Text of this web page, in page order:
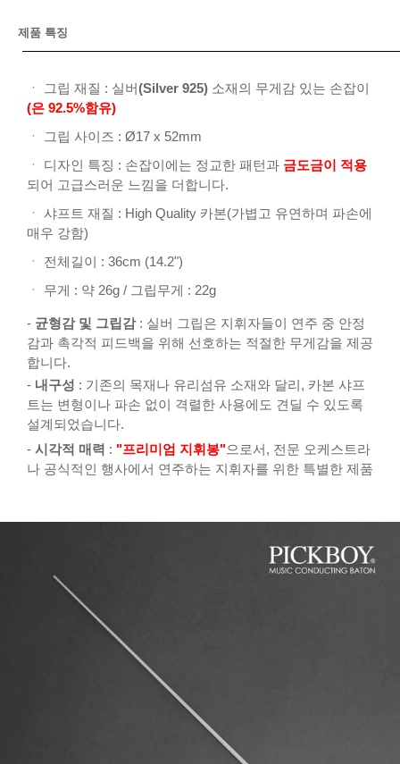
제품 특징
ㆍ 그립 재질 : 실버(Silver 925) 소재의 무게감 있는 손잡이
(은 92.5%함유)
ㆍ 그립 사이즈 : Ø17 x 52mm
ㆍ 디자인 특징 : 손잡이에는 정교한 패턴과 금도금이 적용
되어 고급스러운 느낌을 더합니다.
ㆍ 샤프트 재질 : High Quality 카본(가볍고 유연하며 파손에
매우 강함)
ㆍ 전체길이 : 36cm (14.2")
ㆍ 무게 : 약 26g / 그립무게 : 22g
- 균형감 및 그립감: 실버 그립은 지휘자들이 연주 중 안정
감과 촉각적 피드백을 위해 선호하는 적절한 무게감을 제공
합니다.
- 내구성 : 기존의 목재나 유리섬유 소재와 달리, 카본 샤프
트는 변형이나 파손 없이 격렬한 사용에도 견딜 수 있도록
설계되었습니다.
- 시각적 매력 : "프리미엄 지휘봉"으로서, 전문 오케스트라
나 공식적인 행사에서 연주하는 지휘자를 위한 특별한 제품